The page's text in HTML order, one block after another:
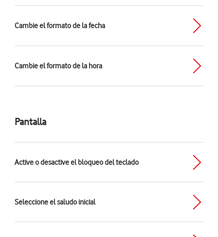
Cambie el formato de la fecha
Cambie el formato de la hora
Pantalla
Active o desactive el bloqueo del teclado
Seleccione el saludo inicial